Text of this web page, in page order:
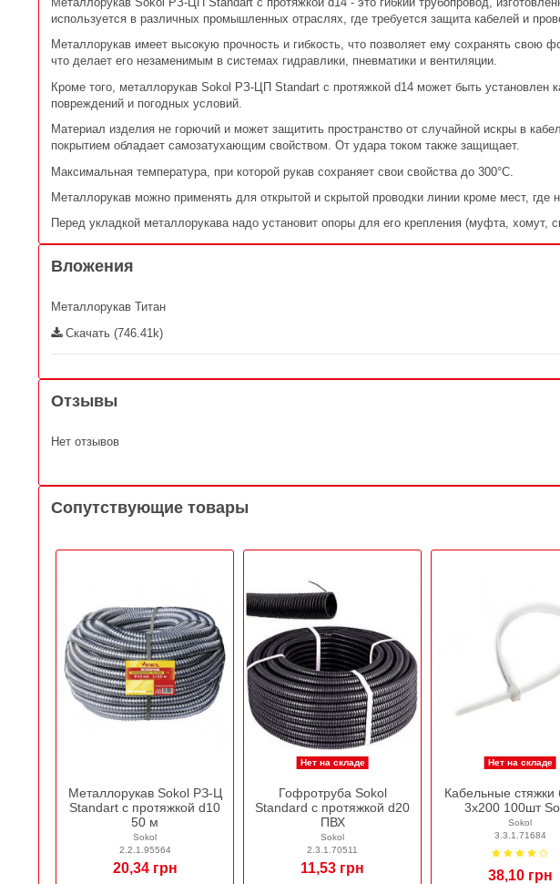
используется в различных промышленных отраслях, где требуется защита кабелей и
Металлорукав имеет высокую прочность и гибкость, что позволяет ему сохранять
что делает его незаменимым в системах гидравлики, пневматики и вентиляции.
Кроме того, металлорукав Sokol РЗ-ЦП Standart c протяжкой d14 может быть установлен
повреждений и погодных условий.
Материал изделия не горючий и может защитить пространство от случайной искры в
покрытием обладает самозатухающим свойством. От удара током также защищает.
Максимальная температура, при которой рукав сохраняет свои свойства до 300°C.
Металлорукав можно применять для открытой и скрытой проводки линии кроме мест,
Перед укладкой металлорукава надо установит опоры для его крепления (муфта, хомут,
Вложения
Металлорукав Титан
Скачать (746.41k)
Отзывы
Нет отзывов
Сопутствующие товары
Металлорукав Sokol РЗ-Ц
Standart c протяжкой d10
50 м
Sokol
2.2.1.95564
20,34 грн
Нет на складе
Гофротруба Sokol
Standard с протяжкой d20
ПВХ
Sokol
2.3.1.70511
11,53 грн
Нет на складе
Кабельные стяжки
3х200 100шт
Sokol
3.3.1.71684
38,10 грн